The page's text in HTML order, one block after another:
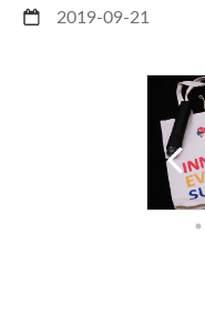
2019-09-21